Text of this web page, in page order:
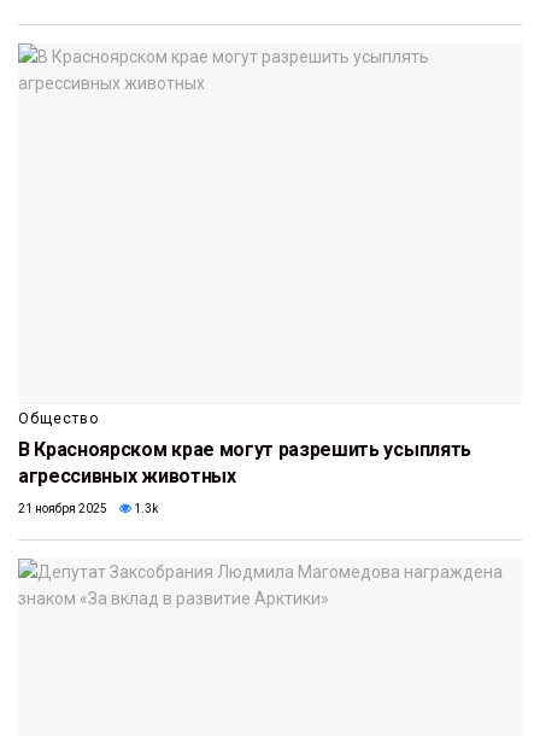
Общество
В Красноярском крае могут разрешить усыплять
агрессивных животных
21 ноября 2025 1.3k